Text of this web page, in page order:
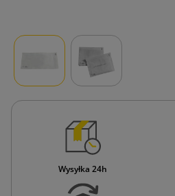
Wysyłka 24h